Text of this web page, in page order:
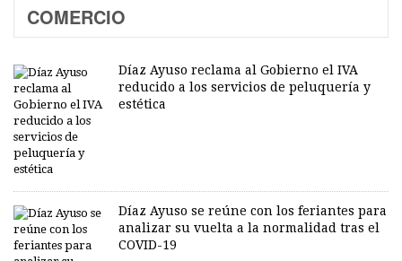
COMERCIO
Díaz Ayuso reclama al Gobierno el IVA
reducido a los servicios de peluquería y
estética
Díaz Ayuso se reúne con los feriantes para
analizar su vuelta a la normalidad tras el
COVID-19